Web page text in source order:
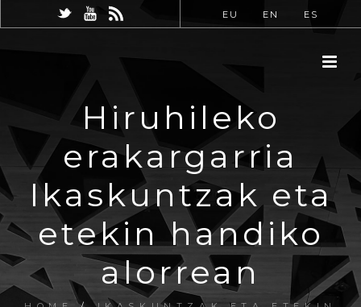
EU EN ES
Hiruhileko
erakargarria
Ikaskuntzak eta
etekin handiko
alorrean